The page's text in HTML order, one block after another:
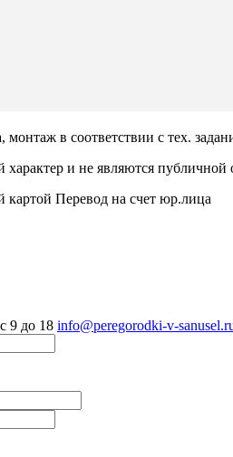
монтаж в соответствии с тех.
и не являются
картой Перевод на счет юр.лица
9 до 18 info@peregorodki-v-